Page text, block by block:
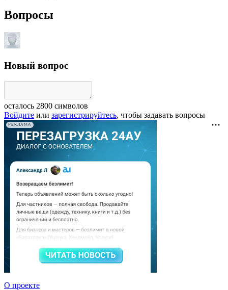
Вопросы
Новый вопрос
осталось 2800 символов
Войдите или зарегистрируйтесь, чтобы задавать вопросы
РЕКЛАМА
О проекте